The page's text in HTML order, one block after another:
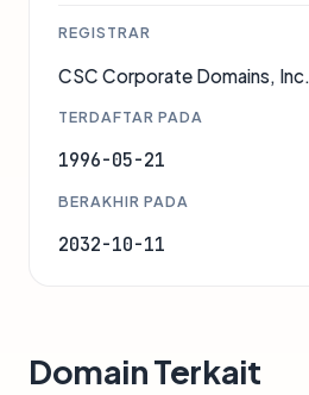
REGISTRAR
CSC Corporate Domains, Inc.
TERDAFTAR PADA
1996-05-21
BERAKHIR PADA
2032-10-11
Domain Terkait